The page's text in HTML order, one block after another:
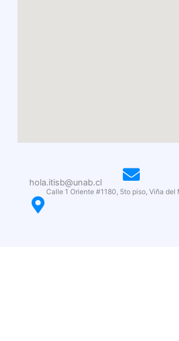
hola.itisb@unab.cl
Calle 1 Oriente #1180, 5to piso, Viña del